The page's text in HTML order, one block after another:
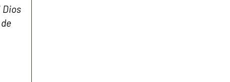
Dios